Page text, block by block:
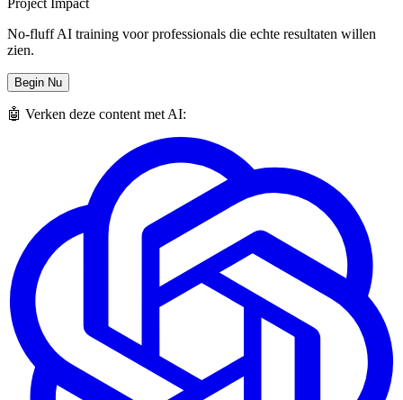
Project Impact
No-fluff AI training voor professionals die echte resultaten willen
zien.
Begin Nu
🤖 Verken deze content met AI: